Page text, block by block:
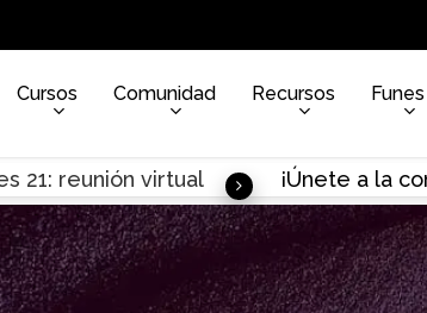
Cursos Comunidad Recursos Funes
21: reunión virtual ¡Únete a la